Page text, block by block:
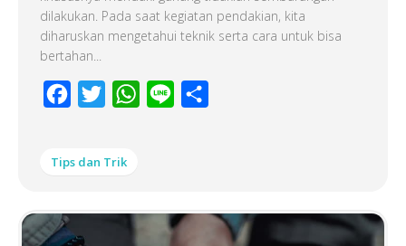
dilakukan. Pada saat kegiatan pendakian, kita
diharuskan mengetahui teknik serta cara untuk bisa
bertahan...
Facebook
Twitter WhatsApp
Line
Tips dan Trik